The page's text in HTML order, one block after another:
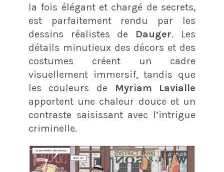
la fois élégant et chargé de secrets,
est parfaitement rendu par les
dessins réalistes de Dauger. Les
détails minutieux des décors et des
costumes créent un cadre
visuellement immersif, tandis que
les couleurs de
Myriam Lavialle
apportent une chaleur douce et un
contraste saisissant avec l’intrigue
criminelle.